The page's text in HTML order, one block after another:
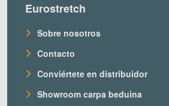
Eurostretch
Sobre nosotros
Contacto
Conviértete en distribuidor
Showroom carpa beduina